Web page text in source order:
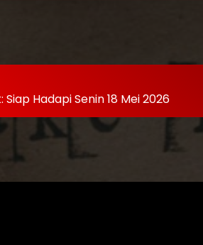
Hadapi Senin 18 Mei 2026